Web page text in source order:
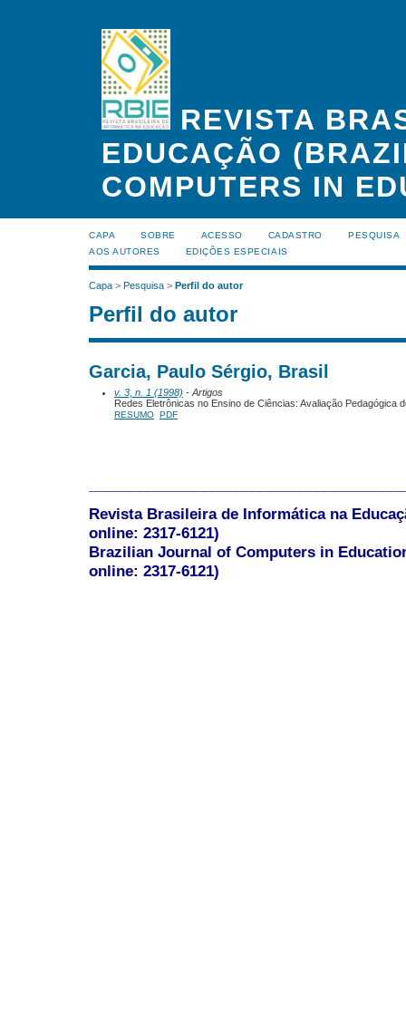
REVISTA
EDUCAÇÃO
COMPUTERS IN
CAPA SOBRE ACESSO CADASTRO
PESQUISA
AOS AUTORES
EDIÇÕES ESPECIAIS
Capa > Pesquisa > Perfil do autor
Perfil do autor
Garcia, Paulo Sérgio, Brasil
v. 3, n. 1 (1998) - Artigos
Redes Eletrônicas no Ensino de Ciências: Avaliação Pedagógica
RESUMO PDF
Revista Brasileira de Informática na
online: 2317-6121)
Brazilian Journal of Computers in
online: 2317-6121)